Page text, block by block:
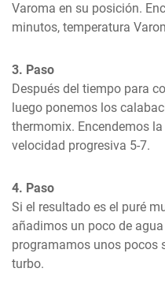
Varoma en su posición.
minutos, temperatura
3. Paso
Después del tiempo para
luego ponemos los
thermomix. Encendemos
velocidad progresiva 5-7.
4. Paso
Si el resultado es el puré
añadimos un poco de
programamos unos pocos
turbo.